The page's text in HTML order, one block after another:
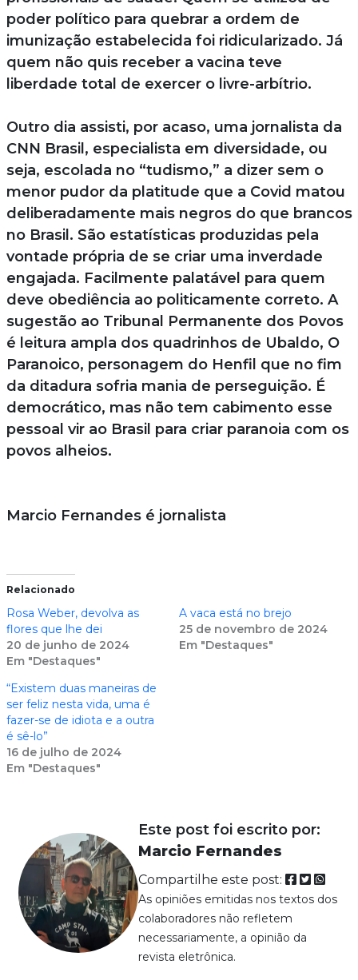
poder político para quebrar a ordem de
imunização estabelecida foi ridicularizado. Já
quem não quis receber a vacina teve
liberdade total de exercer o livre-arbítrio.
Outro dia assisti, por acaso, uma jornalista da
CNN Brasil, especialista em diversidade, ou
seja, escolada no “tudismo,” a dizer sem o
menor pudor da platitude que a Covid matou
deliberadamente mais negros do que brancos
no Brasil. São estatísticas produzidas pela
vontade própria de se criar uma inverdade
engajada. Facilmente palatável para quem
deve obediência ao politicamente correto. A
sugestão ao Tribunal Permanente dos Povos
é leitura ampla dos quadrinhos de Ubaldo, O
Paranoico, personagem do Henfil que no fim
da ditadura sofria mania de perseguição. É
democrático, mas não tem cabimento esse
pessoal vir ao Brasil para criar paranoia com os
povos alheios.
Marcio Fernandes é jornalista
Relacionado
Rosa Weber, devolva as
flores que lhe dei
20 de junho de 2024
Em "Destaques"
A vaca está no brejo
25 de novembro de 2024
Em "Destaques"
“Existem duas maneiras de
ser feliz nesta vida, uma é
fazer-se de idiota e a outra
é sê-lo”
16 de julho de 2024
Em "Destaques"
Este post foi escrito por:
Marcio Fernandes
Compartilhe este post:
As opiniões emitidas nos textos dos
colaboradores não refletem
necessariamente, a opinião da
revista eletrônica.